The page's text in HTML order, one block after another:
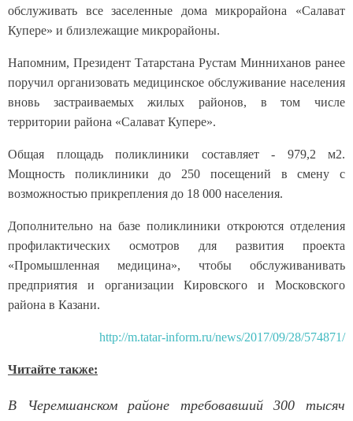
обслуживать все заселенные дома микрорайона «Салават
Купере» и близлежащие микрорайоны.
Напомним, Президент Татарстана Рустам Минниханов ранее
поручил организовать медицинское обслуживание населения
вновь застраиваемых жилых районов, в том числе
территории района «Салават Купере».
Общая площадь поликлиники составляет - 979,2 м2.
Мощность поликлиники до 250 посещений в смену с
возможностью прикрепления до 18 000 населения.
Дополнительно на базе поликлиники откроются отделения
профилактических осмотров для развития проекта
«Промышленная медицина», чтобы обслуживанивать
предприятия и организации Кировского и Московского
района в Казани.
http://m.tatar-inform.ru/news/2017/09/28/574871/
Читайте также:
В Черемшанском районе требовавший 300 тысяч